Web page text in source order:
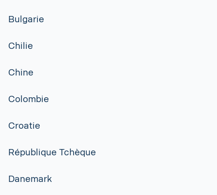
Bulgarie
Chilie
Chine
Colombie
Croatie
République Tchèque
Danemark